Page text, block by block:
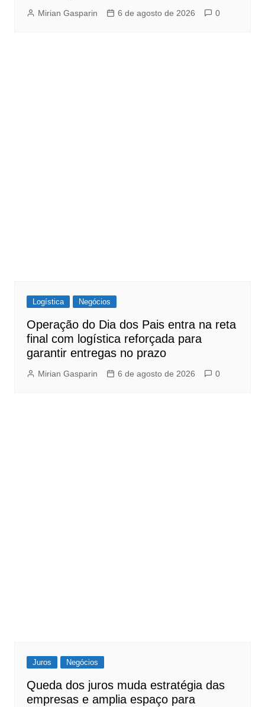
Mirian Gasparin 6 de agosto de 2026 0
Logística Negócios
Operação do Dia dos Pais entra na reta
final com logística reforçada para
garantir entregas no prazo
Mirian Gasparin 6 de agosto de 2026 0
Juros Negócios
Queda dos juros muda estratégia das
empresas e amplia espaço para